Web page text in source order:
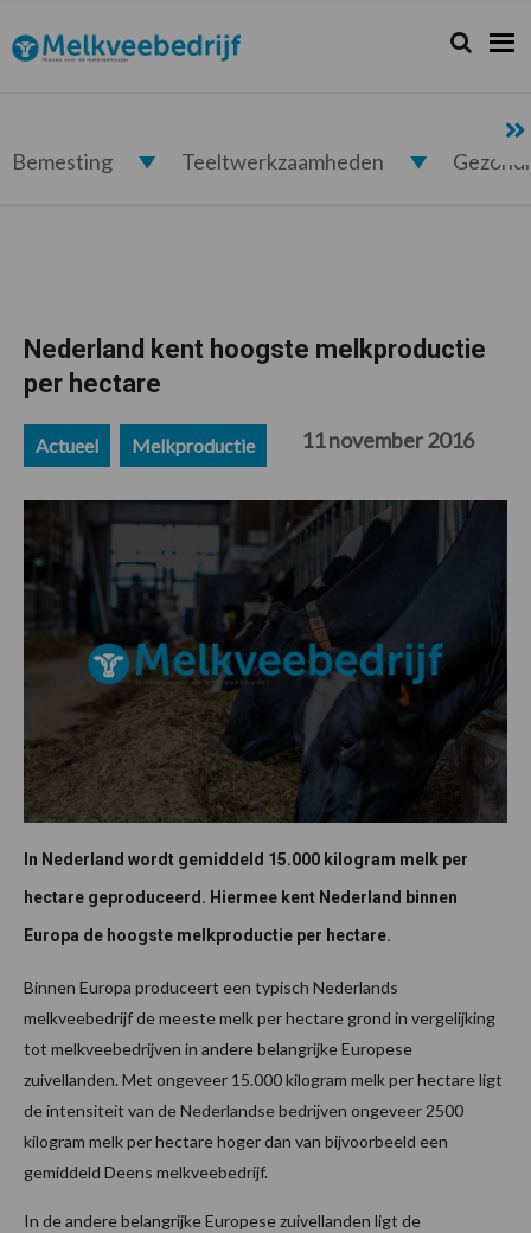
de
hoofdnavigatie
de
hoofd
de
eerste
de
voettekst
Melkveebedrijf.nl Zoeken...
Zoek
Bemesting Teeltwerkzaamheden
Nederland kent hoogste melkproductie
per hectare
Actueel Melkproductie 11 november 2016
In Nederland wordt gemiddeld 15.000 kilogram melk per
hectare geproduceerd. Hiermee kent Nederland binnen
Europa de hoogste melkproductie per hectare.
Binnen Europa produceert een typisch Nederlands
melkveebedrijf de meeste melk per hectare grond in vergelijking
tot melkveebedrijven in andere belangrijke Europese
zuivellanden. Met ongeveer 15.000 kilogram melk per hectare ligt
de intensiteit van de Nederlandse bedrijven ongeveer 2500
kilogram melk per hectare hoger dan van bijvoorbeeld een
gemiddeld Deens melkveebedrijf.
In de andere belangrijke Europese zuivellanden ligt de